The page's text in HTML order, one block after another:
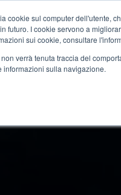
cookie sul computer dell'utente,
futuro. I cookie servono a
sui cookie, consultare
verrà tenuta traccia del
informazioni sulla navigazione.